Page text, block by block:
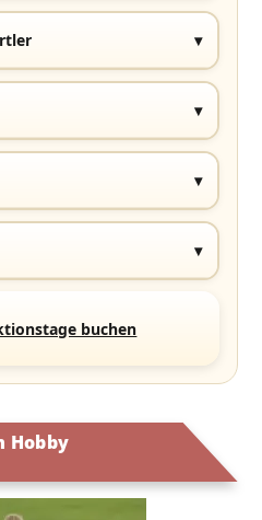
▾
▾
▾
▾
buchen
Hobby